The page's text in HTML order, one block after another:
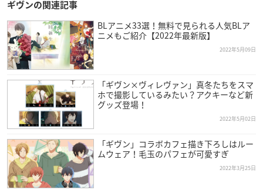
新宿マルイ アネックス 6F MEDICOS SHOP 前
※前のお客様と間隔を空けて一列にお並びください。
【入場順発表】
11:50a.m.頃、Twitter「メディコス・エンタテインメント_総
合」にてご案内されます。
【入場開始時間】
12:00p.m.（正午）
※入場の際はスタッフがお呼びした番号順にご案内いたします
（ランダムです）。
ギヴンの関連記事
BLアニメ33選！無料で見られる人気BLア
ニメもご紹介【2022年最新版】
2022年5月09日
「ギヴン×ヴィレヴァン」真冬たちをスマ
ホで撮影しているみたい？アクキーなど新
グッズ登場！
2022年5月02日
「ギヴン」コラボカフェ描き下ろしはルー
ムウェア！毛玉のパフェが可愛すぎ
2022年3月25日